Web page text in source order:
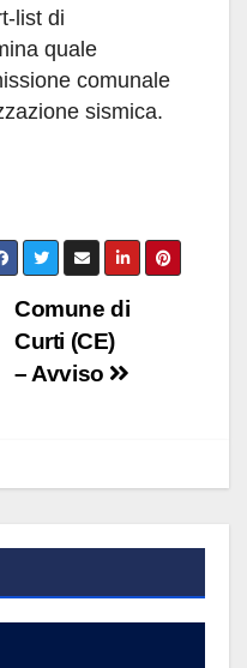
list di
quale
comunale
sismica.
Comune di
Curti (CE)
– Avviso